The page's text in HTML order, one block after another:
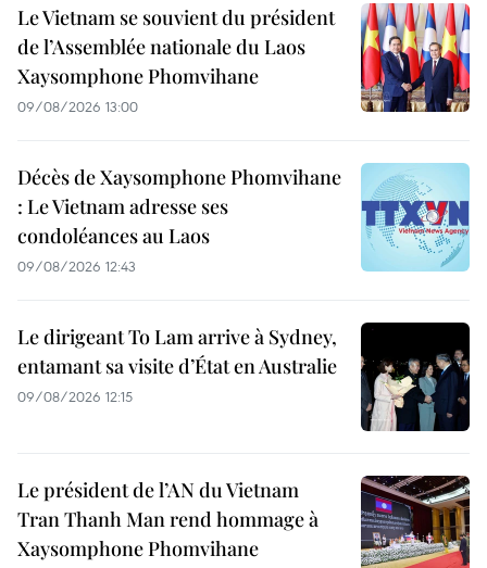
Le Vietnam se souvient du président
de l’Assemblée nationale du Laos
Xaysomphone Phomvihane
09/08/2026 13:00
Décès de Xaysomphone Phomvihane
: Le Vietnam adresse ses
condoléances au Laos
09/08/2026 12:43
Le dirigeant To Lam arrive à Sydney,
entamant sa visite d’État en Australie
09/08/2026 12:15
Le président de l’AN du Vietnam
Tran Thanh Man rend hommage à
Xaysomphone Phomvihane